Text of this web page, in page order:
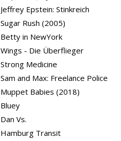
Jeffrey Epstein: Stinkreich
Sugar Rush (2005)
Betty in NewYork
Wings - Die Überflieger
Strong Medicine
Sam and Max: Freelance Police
Muppet Babies (2018)
Bluey
Dan Vs.
Hamburg Transit